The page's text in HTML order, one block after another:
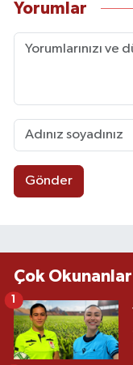
Yorumlar
Gönder
Çok Okunanlar
1